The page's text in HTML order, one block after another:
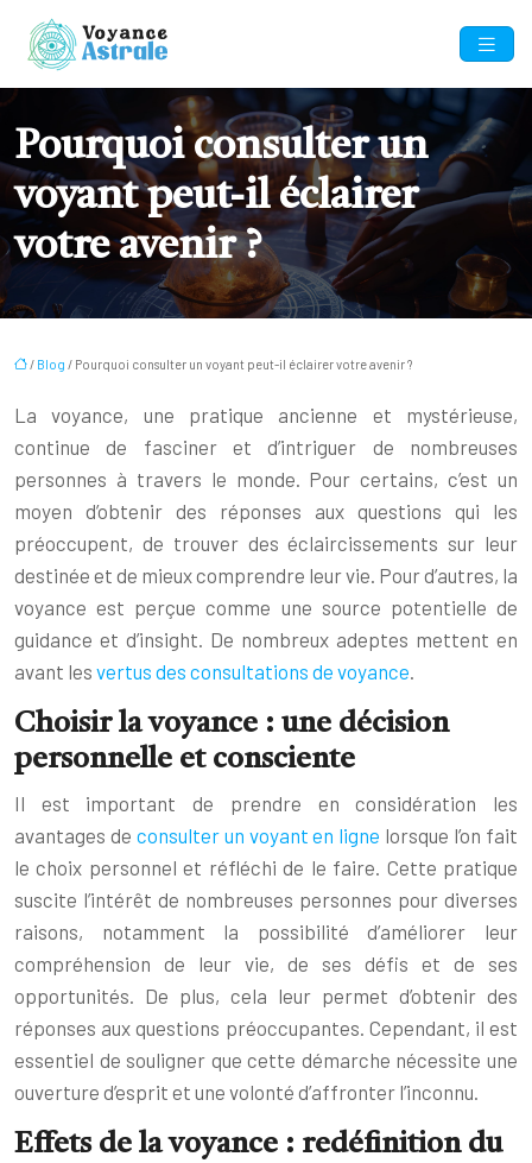
Pourquoi consulter un
voyant peut-il éclairer
votre avenir ?
/ Blog / Pourquoi consulter un voyant peut-il éclairer votre avenir ?
La voyance, une pratique ancienne et mystérieuse,
continue de fasciner et d’intriguer de nombreuses
personnes à travers le monde. Pour certains, c’est un
moyen d’obtenir des réponses aux questions qui les
préoccupent, de trouver des éclaircissements sur leur
destinée et de mieux comprendre leur vie. Pour d’autres, la
voyance est perçue comme une source potentielle de
guidance et d’insight. De nombreux adeptes mettent en
avant les vertus des consultations de voyance
Choisir la voyance : une décision
personnelle et consciente
Il est important de prendre en considération les
avantages de consulter un voyant en ligne lorsque l’on fait
le choix personnel et réfléchi de le faire. Cette pratique
suscite l’intérêt de nombreuses personnes pour diverses
raisons, notamment la possibilité d’améliorer leur
compréhension de leur vie, de ses défis et de ses
opportunités. De plus, cela leur permet d’obtenir des
réponses aux questions préoccupantes. Cependant, il est
essentiel de souligner que cette démarche nécessite une
ouverture d’esprit et une volonté d’affronter l’inconnu.
Effets de la voyance : redéfinition du